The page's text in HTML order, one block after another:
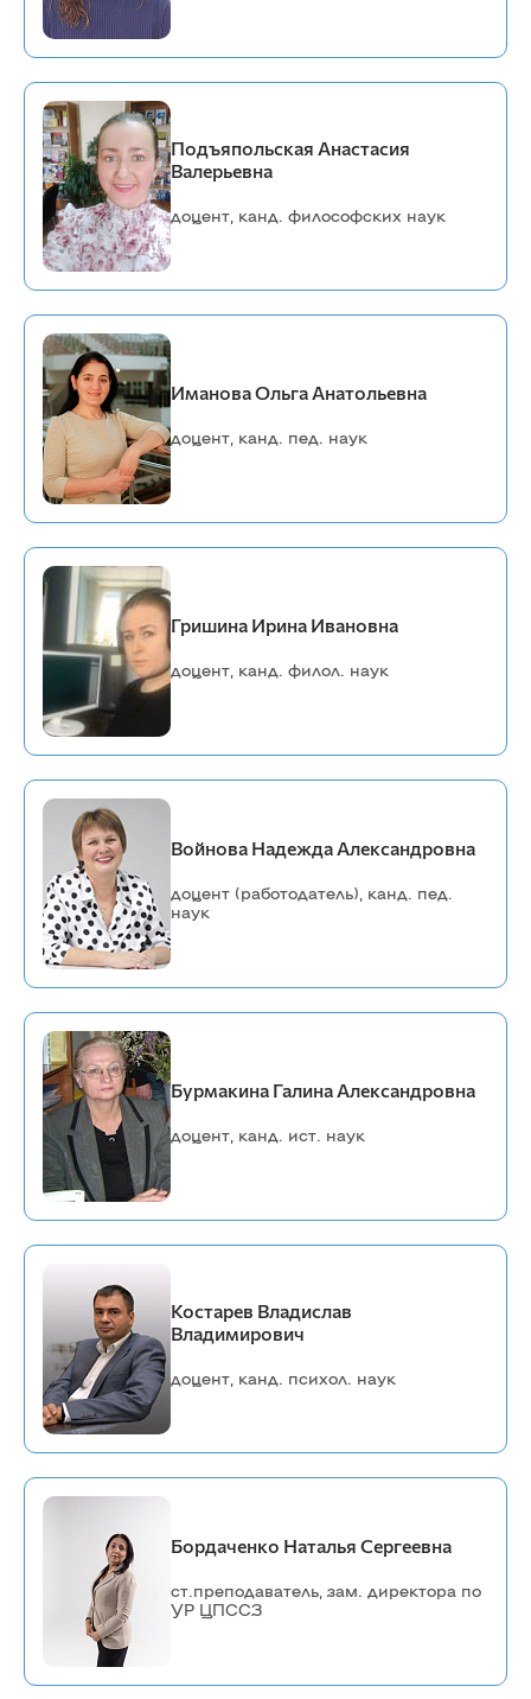
Подъяпольская Анастасия
Валерьевна
доцент, канд. философских наук
Иманова Ольга Анатольевна
доцент, канд. пед. наук
Гришина Ирина Ивановна
доцент, канд. филол. наук
Войнова Надежда Александровна
доцент (работодатель), канд. пед.
наук
Бурмакина Галина Александровна
доцент, канд. ист. наук
Костарев Владислав
Владимирович
доцент, канд. психол. наук
Бордаченко Наталья Сергеевна
ст.преподаватель, зам. директора по
УР ЦПССЗ